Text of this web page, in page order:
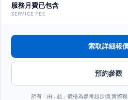
服務月費已包含
SERVICE FEE
索取詳細報
預約參觀
所有「由…起」價格為參考起步價,實際報